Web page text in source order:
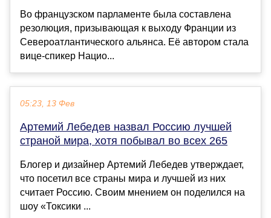
Во французском парламенте была составлена
резолюция, призывающая к выходу Франции из
Североатлантического альянса. Её автором стала
вице-спикер Нацио...
05:23, 13 Фев
Артемий Лебедев назвал Россию лучшей
страной мира, хотя побывал во всех 265
Блогер и дизайнер Артемий Лебедев утверждает,
что посетил все страны мира и лучшей из них
считает Россию. Своим мнением он поделился на
шоу «Токсики ...